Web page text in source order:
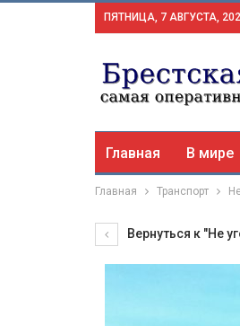
ПЯТНИЦА, 7 АВГУСТА,
Главная В мире
Главная Транспорт
Вернуться к "Не